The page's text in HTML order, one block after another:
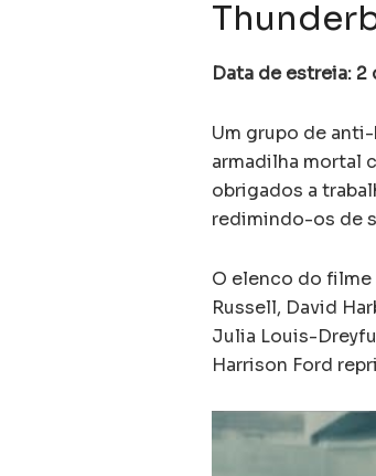
Data de estreia:
Um grupo de
armadilha mortal
obrigados a
redimindo-os de
O elenco do filme
Russell, David
Julia Louis-
Harrison Ford